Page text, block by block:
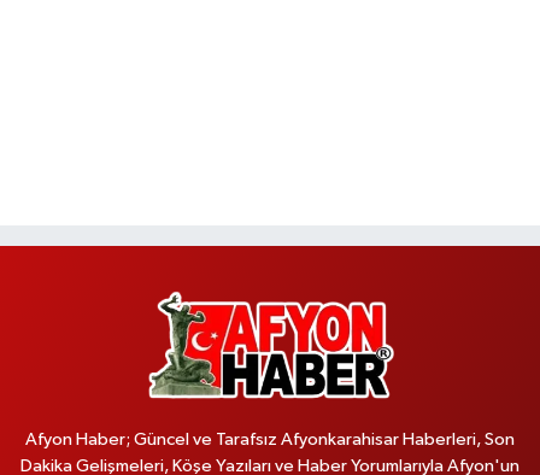
Afyon Haber; Güncel ve Tarafsız Afyonkarahisar Haberleri, Son
Dakika Gelişmeleri, Köşe Yazıları ve Haber Yorumlarıyla Afyon'un